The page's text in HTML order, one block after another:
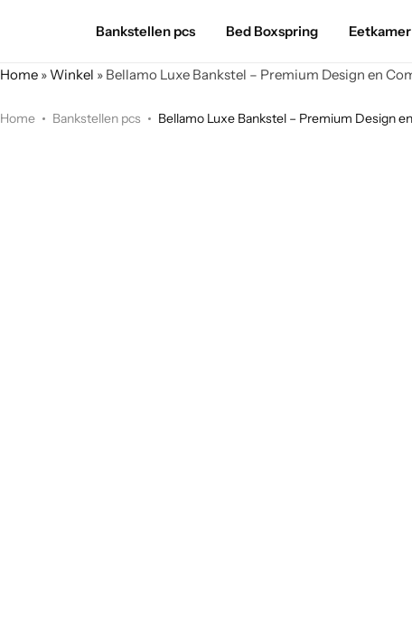
Bankstellen pcs Bed Boxspring Eetkamer
Home »Winkel » Bellamo Luxe Bankstel – Premium Design en
Home Bankstellen pcs Bellamo Luxe Bankstel – Premium Design